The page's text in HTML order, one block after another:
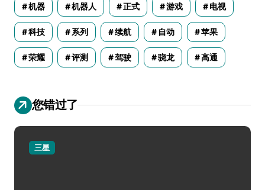
机器 机器人 正式 游戏 电视
科技 系列 续航 自动 苹果
荣耀 评测 驾驶 骁龙 高通
您错过了
三星